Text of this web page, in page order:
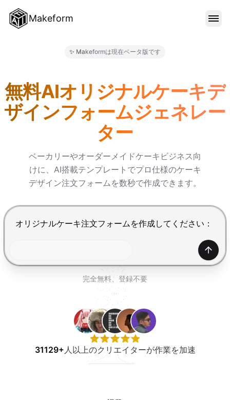
Makeform
ブログ
料金
✨ Makeformは現在ベータ版です
無料AIオリジナルケーキデ
ザインフォームジェネレー
ター
ベーカリーやオーダーメイドケーキビジネス向
けに、AI搭載テンプレートでプロ仕様のケーキ
デザイン注文フォームを数秒で作成できます。
Enterで送信、Shift+Enterで改行
生成
完全無料、登録不要
31129+人以上のクリエイターが作業を加速